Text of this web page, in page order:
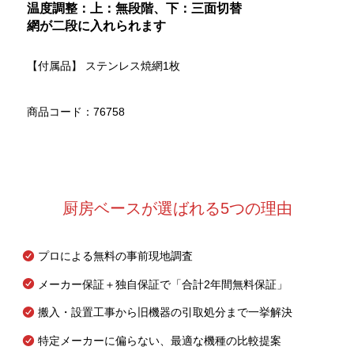
温度調整：上：無段階、下：三面切替
網が二段に入れられます
【付属品】 ステンレス焼網1枚
商品コード：76758
厨房ベースが選ばれる5つの理由
プロによる無料の事前現地調査
メーカー保証＋独自保証で「合計2年間無料保証」
搬入・設置工事から旧機器の引取処分まで一挙解決
特定メーカーに偏らない、最適な機種の比較提案